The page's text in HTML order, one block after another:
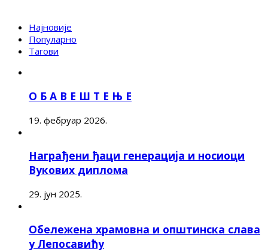
Најновије
Популарно
Тагови
О Б А В Е Ш Т Е Њ Е
19. фебруар 2026.
Награђени ђаци генерација и носиоци
Вукових диплома
29. јун 2025.
Обележена храмовна и општинска слава
у Лепосавићу